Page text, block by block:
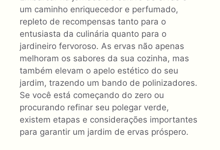
um caminho enriquecedor e perfumado,
repleto de recompensas tanto para o
entusiasta da culinária quanto para o
jardineiro fervoroso. As ervas não apenas
melhoram os sabores da sua cozinha, mas
também elevam o apelo estético do seu
jardim, trazendo um bando de polinizadores.
Se você está começando do zero ou
procurando refinar seu polegar verde,
existem etapas e considerações importantes
para garantir um jardim de ervas próspero.